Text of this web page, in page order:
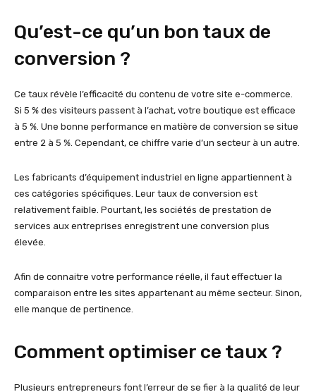
Qu’est-ce qu’un bon taux de
conversion ?
Ce taux révèle l’efficacité du contenu de votre site e-commerce.
Si 5 % des visiteurs passent à l’achat, votre boutique est efficace
à 5 %. Une bonne performance en matière de conversion se situe
entre 2 à 5 %. Cependant, ce chiffre varie d’un secteur à un autre.
Les fabricants d’équipement industriel en ligne appartiennent à
ces catégories spécifiques. Leur taux de conversion est
relativement faible. Pourtant, les sociétés de prestation de
services aux entreprises enregistrent une conversion plus
élevée.
Afin de connaitre votre performance réelle, il faut effectuer la
comparaison entre les sites appartenant au même secteur. Sinon,
elle manque de pertinence.
Comment optimiser ce taux ?
Plusieurs entrepreneurs font l’erreur de se fier à la qualité de leur